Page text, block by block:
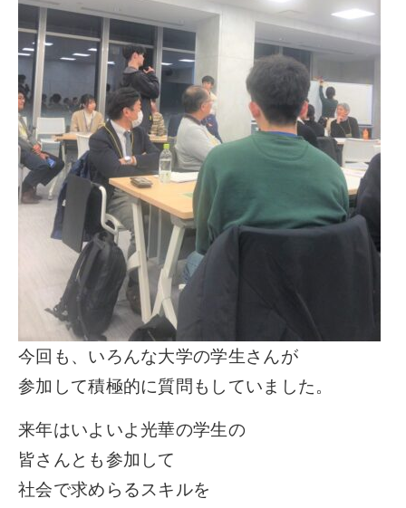
今回も、いろんな大学の学生さんが
参加して積極的に質問もしていました。
来年はいよいよ光華の学生の
皆さんとも参加して
社会で求めらるスキルを